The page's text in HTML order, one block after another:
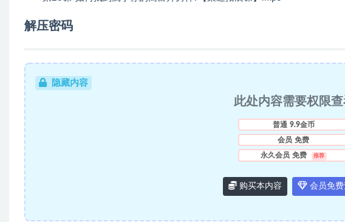
解压密码
隐藏内容
此处内容需要权限
普通 9.9金币
会员 免费
永久会员 免费 推荐
购买本内容 会员免